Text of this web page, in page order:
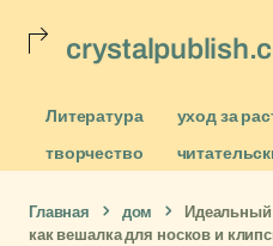
Литература уход за
творчество
Главная дом
Идеальный
как вешалка для носков и